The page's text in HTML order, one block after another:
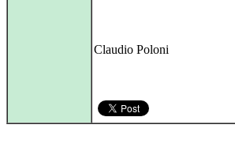
Claudio Poloni